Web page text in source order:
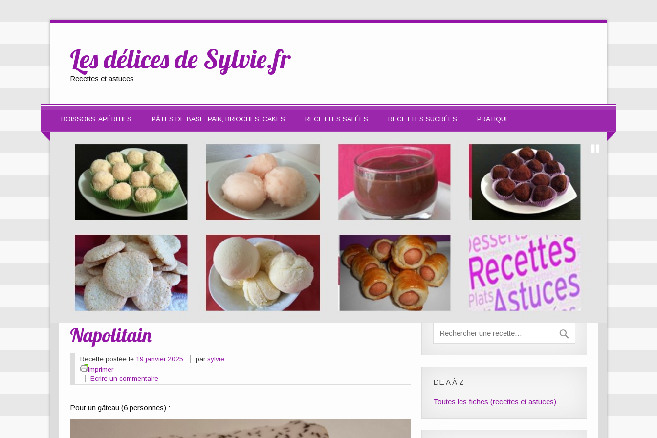
Les délices de Sylvie.fr
Recettes et astuces
BOISSONS, APÉRITIFS PÂTES DE BASE, PAIN, BRIOCHES, CAKES RECETTES SALÉES RECETTES SUCRÉES PRATIQUE
Napolitain
Recette postée le 19 janvier 2025 parsylvie
Imprimer
Ecrire un commentaire
Pour un gâteau (6 personnes) :
DE A À Z
Toutes les fiches (recettes et astuces)